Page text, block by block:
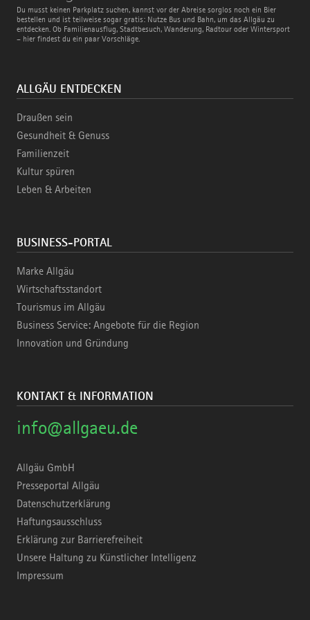
Du musst keinen Parkplatz suchen, kannst vor der Abreise sorglos noch ein Bier
bestellen und ist teilweise sogar gratis: Nutze Bus und Bahn, um das Allgäu zu
entdecken. Ob Familienausflug, Stadtbesuch, Wanderung, Radtour oder Wintersport
– hier findest du ein paar Vorschläge.
Bus
und
Bahn
ALLGÄU ENTDECKEN
Draußen sein
Gesundheit & Genuss
Familienzeit
Kultur spüren
Leben & Arbeiten
BUSINESS-PORTAL
Marke Allgäu
Wirtschaftsstandort
Tourismus im Allgäu
Business Service: Angebote für die Region
Innovation und Gründung
KONTAKT & INFORMATION
info@allgaeu.de
Allgäu GmbH
Presseportal Allgäu
Datenschutzerklärung
Haftungsausschluss
Erklärung zur Barrierefreiheit
Unsere Haltung zu Künstlicher Intelligenz
Impressum